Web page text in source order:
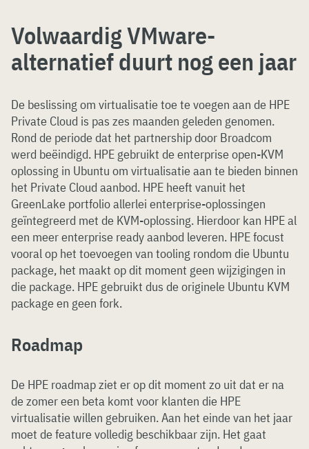
Volwaardig VMware-
alternatief duurt nog een jaar
De beslissing om virtualisatie toe te voegen aan de HPE
Private Cloud is pas zes maanden geleden genomen.
Rond de periode dat het partnership door Broadcom
werd beëindigd. HPE gebruikt de enterprise open-KVM
oplossing in Ubuntu om virtualisatie aan te bieden binnen
het Private Cloud aanbod. HPE heeft vanuit het
GreenLake portfolio allerlei enterprise-oplossingen
geïntegreerd met de KVM-oplossing. Hierdoor kan HPE al
een meer enterprise ready aanbod leveren. HPE focust
vooral op het toevoegen van tooling rondom die Ubuntu
package, het maakt op dit moment geen wijzigingen in
die package. HPE gebruikt dus de originele Ubuntu KVM
package en geen fork.
Roadmap
De HPE roadmap ziet er op dit moment zo uit dat er na
de zomer een beta komt voor klanten die HPE
virtualisatie willen gebruiken. Aan het einde van het jaar
moet de feature volledig beschikbaar zijn. Het gaat